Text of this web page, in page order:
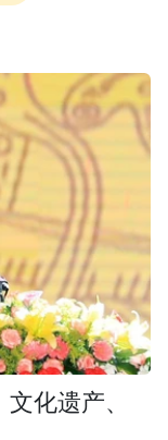
化遗产、